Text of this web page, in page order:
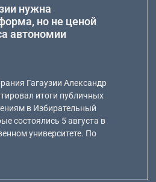
нужна
но не ценой
автономии
Гагаузии Александр
итоги публичных
в Избирательный
состоялись 5 августа в
университете. По